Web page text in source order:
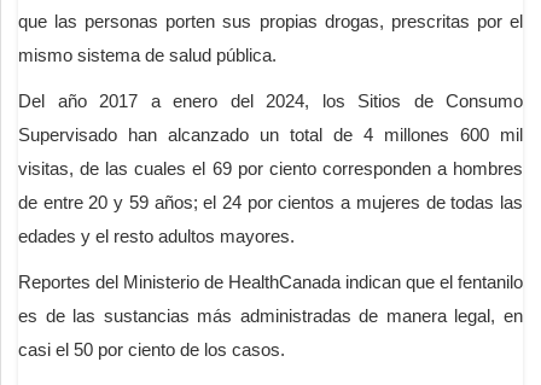
que las personas porten sus propias drogas, prescritas por el
mismo sistema de salud pública.
Del año 2017 a enero del 2024, los Sitios de Consumo
Supervisado han alcanzado un total de 4 millones 600 mil
visitas, de las cuales el 69 por ciento corresponden a hombres
de entre 20 y 59 años; el 24 por cientos a mujeres de todas las
edades y el resto adultos mayores.
Reportes del Ministerio de HealthCanada indican que el fentanilo
es de las sustancias más administradas de manera legal, en
casi el 50 por ciento de los casos.